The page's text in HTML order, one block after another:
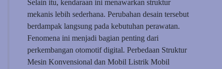
Selain itu, kendaraan ini menawarkan struktur
mekanis lebih sederhana. Perubahan desain tersebut
berdampak langsung pada kebutuhan perawatan.
Fenomena ini menjadi bagian penting dari
perkembangan otomotif digital. Perbedaan Struktur
Mesin Konvensional dan Mobil Listrik Mobil